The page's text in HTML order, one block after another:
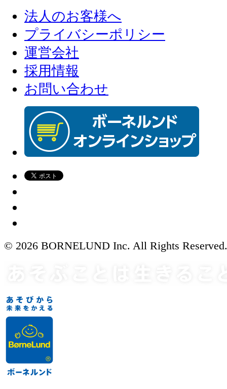
法人のお客様へ
プライバシーポリシー
運営会社
採用情報
お問い合わせ
© 2026 BORNELUND Inc. All Rights Reserved.